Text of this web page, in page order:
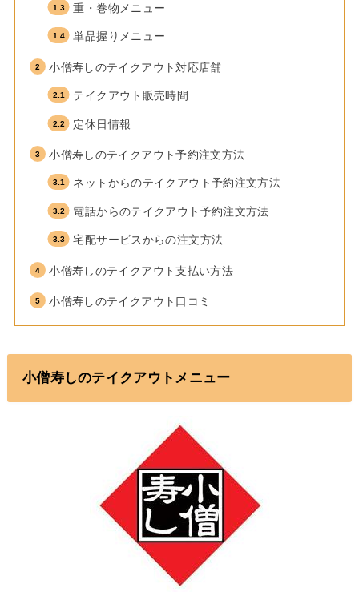
重・巻物メニュー
単品握りメニュー
小僧寿しのテイクアウト対応店舗
テイクアウト販売時間
定休日情報
小僧寿しのテイクアウト予約注文方法
ネットからのテイクアウト予約注文方法
電話からのテイクアウト予約注文方法
宅配サービスからの注文方法
小僧寿しのテイクアウト支払い方法
小僧寿しのテイクアウト口コミ
小僧寿しのテイクアウトメニュー